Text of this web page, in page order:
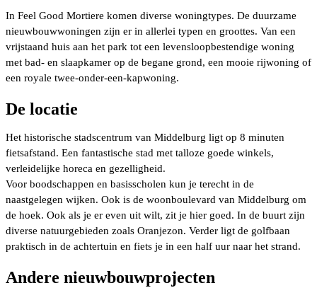
In Feel Good Mortiere komen diverse woningtypes. De duurzame
nieuwbouwwoningen zijn er in allerlei typen en groottes. Van een
vrijstaand huis aan het park tot een levensloopbestendige woning
met bad- en slaapkamer op de begane grond, een mooie rijwoning of
een royale twee-onder-een-kapwoning.
De locatie
Het historische stadscentrum van Middelburg ligt op 8 minuten
fietsafstand. Een fantastische stad met talloze goede winkels,
verleidelijke horeca en gezelligheid.
Voor boodschappen en basisscholen kun je terecht in de
naastgelegen wijken. Ook is de woonboulevard van Middelburg om
de hoek. Ook als je er even uit wilt, zit je hier goed. In de buurt zijn
diverse natuurgebieden zoals Oranjezon. Verder ligt de golfbaan
praktisch in de achtertuin en fiets je in een half uur naar het strand.
Andere nieuwbouwprojecten